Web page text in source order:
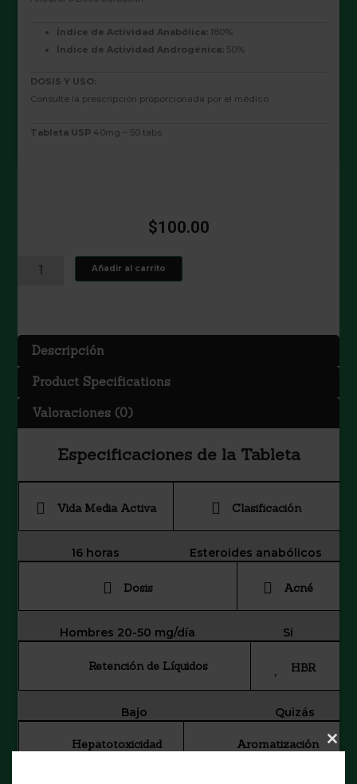
$100.00
TURINABOL
Añadir al carrito
Índice de Actividad Anabólica: 180%
Índice de Actividad Androgénica: 50%
DOSIS Y USO:
Consulte la prescripción proporcionada por el médico.
Tableta USP 40mg – 50 tabs
Descripción
Product Specifications
Valoraciones (0)
Especificaciones de la Tableta
Vida Media Activa Clasificación
16 horas Esteroides anabólicos
Dosis Acné
Hombres 20-50 mg/día Si
Retención de Líquidos HBR
Bajo Quizás
Hepatotoxicidad Aromatización